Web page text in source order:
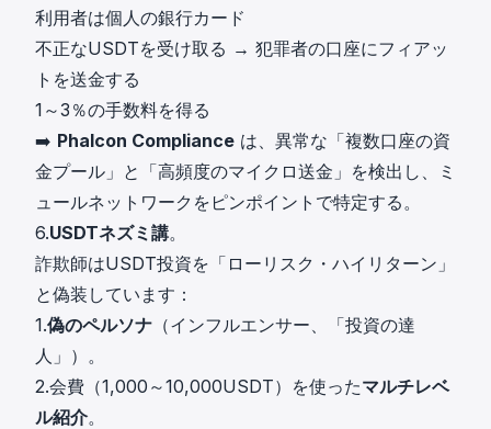
利用者は個人の銀行カード
不正なUSDTを受け取る → 犯罪者の口座にフィアッ
トを送金する
1～3％の手数料を得る
➡️ Phalcon Compliance は、異常な「複数口座の資
金プール」と「高頻度のマイクロ送金」を検出し、ミ
ュールネットワークをピンポイントで特定する。
6.USDTネズミ講。
詐欺師はUSDT投資を「ローリスク・ハイリターン」
と偽装しています：
1.偽のペルソナ （インフルエンサー、「投資の達
人」）。
2.会費（1,000～10,000USDT）を使ったマルチレベ
ル紹介。